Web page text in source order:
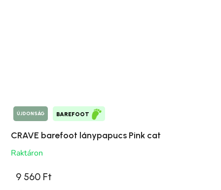
ÚJDONSÁG BAREFOOT
CRAVE barefoot lánypapucs Pink cat
Raktáron
9 560 Ft